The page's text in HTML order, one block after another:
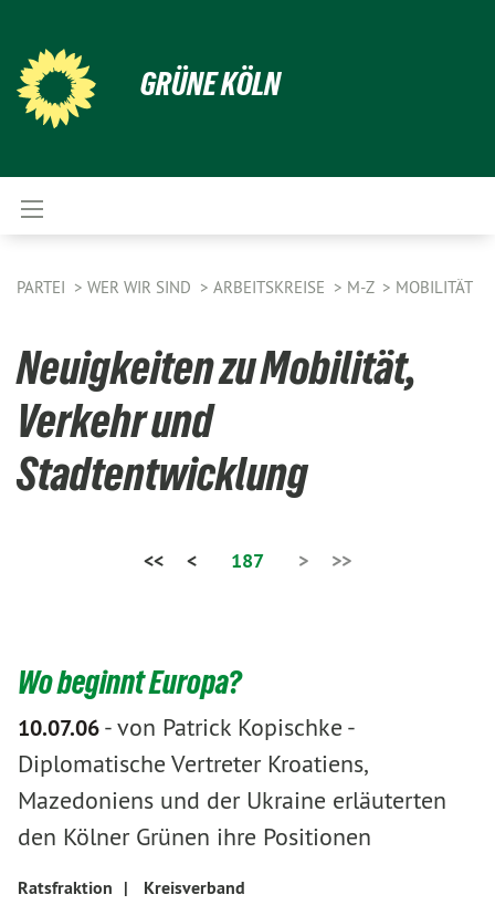
GRÜNE KÖLN
PARTEI WER WIR SIND ARBEITSKREISE M-Z MOBILITÄT
Neuigkeiten zu Mobilität,
Verkehr und
Stadtentwicklung
<< < 187 > >>
Wo beginnt Europa?
10.07.06-von Patrick Kopischke -
Diplomatische Vertreter Kroatiens,
Mazedoniens und der Ukraine erläuterten
den Kölner Grünen ihre Positionen
Ratsfraktion |
Kreisverband